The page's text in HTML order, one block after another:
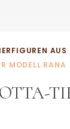
AUS
MODELL RANA